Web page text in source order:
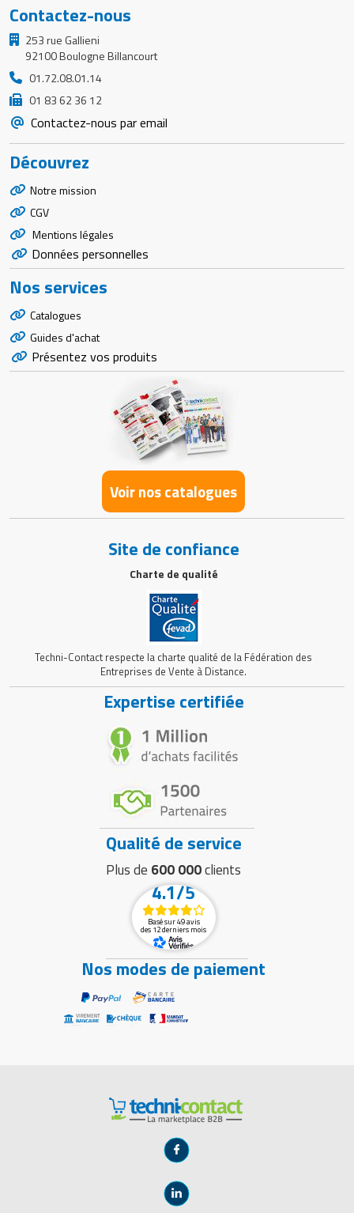
Contactez-nous
253 rue Gallieni
92100 Boulogne Billancourt
01.72.08.01.14
01 83 62 36 12
Contactez-nous par email
Découvrez
Notre mission
CGV
Mentions légales
Données personnelles
Nos services
Catalogues
Guides d'achat
Présentez vos produits
Voir nos catalogues
Site de confiance
Charte de qualité
Techni-Contact respecte la charte qualité de la Fédération des
Entreprises de Vente à Distance.
Expertise certifiée
Qualité de service
Plus de 600 000clients
4.1/5
Basé sur 49 avis
des 12 derniers mois
Nos modes de paiement